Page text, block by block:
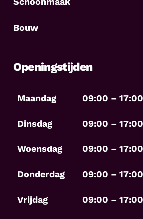
Bouw
Openingstijden
Maandag 09:00 – 17:00
Dinsdag 09:00 – 17:00
Woensdag 09:00 – 17:00
Donderdag 09:00 – 17:00
Vrijdag 09:00 – 17:00